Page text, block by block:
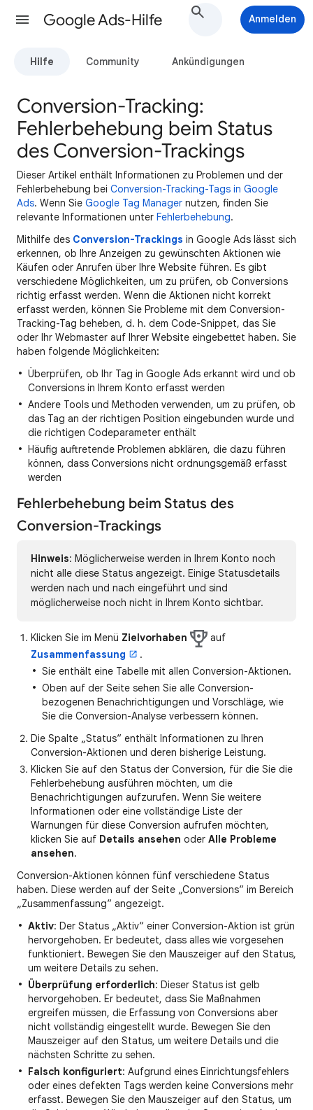
Google Ads-Hilfe Anmelden
Hilfe Community Ankündigungen
Conversion-Tracking:
Fehlerbehebung beim Status
des Conversion-Trackings
Dieser Artikel enthält Informationen zu Problemen und der
Fehlerbehebung bei Conversion-Tracking-Tags in Google
Ads. Wenn Sie Google Tag Manager nutzen, finden Sie
relevante Informationen unter Fehlerbehebung.
Mithilfe des Conversion-Trackings in Google Ads lässt sich
erkennen, ob Ihre Anzeigen zu gewünschten Aktionen wie
Käufen oder Anrufen über Ihre Website führen. Es gibt
verschiedene Möglichkeiten, um zu prüfen, ob Conversions
richtig erfasst werden. Wenn die Aktionen nicht korrekt
erfasst werden, können Sie Probleme mit dem Conversion-
Tracking-Tag beheben, d. h. dem Code-Snippet, das Sie
oder Ihr Webmaster auf Ihrer Website eingebettet haben. Sie
haben folgende Möglichkeiten:
Überprüfen, ob Ihr Tag in Google Ads erkannt wird und ob
Conversions in Ihrem Konto erfasst werden
Andere Tools und Methoden verwenden, um zu prüfen, ob
das Tag an der richtigen Position eingebunden wurde und
die richtigen Codeparameter enthält
Häufig auftretende Problemen abklären, die dazu führen
können, dass Conversions nicht ordnungsgemäß erfasst
werden
Fehlerbehebung beim Status des
Conversion-Trackings
Hinweis: Möglicherweise werden in Ihrem Konto noch
nicht alle diese Status angezeigt. Einige Statusdetails
werden nach und nach eingeführt und sind
möglicherweise noch nicht in Ihrem Konto sichtbar.
Klicken Sie im Menü Zielvorhaben
auf
Zusammenfassung
.
Sie enthält eine Tabelle mit allen Conversion-Aktionen.
Oben auf der Seite sehen Sie alle Conversion-
bezogenen Benachrichtigungen und Vorschläge, wie
Sie die Conversion-Analyse verbessern können.
Die Spalte „Status“ enthält Informationen zu Ihren
Conversion-Aktionen und deren bisherige Leistung.
Klicken Sie auf den Status der Conversion, für die Sie die
Fehlerbehebung ausführen möchten, um die
Benachrichtigungen aufzurufen. Wenn Sie weitere
Informationen oder eine vollständige Liste der
Warnungen für diese Conversion aufrufen möchten,
klicken Sie auf Details ansehen oder Alle Probleme
ansehen.
Conversion-Aktionen können fünf verschiedene Status
haben. Diese werden auf der Seite „Conversions“ im Bereich
„Zusammenfassung“ angezeigt.
Aktiv: Der Status „Aktiv“ einer Conversion-Aktion ist grün
hervorgehoben. Er bedeutet, dass alles wie vorgesehen
funktioniert. Bewegen Sie den Mauszeiger auf den Status,
um weitere Details zu sehen.
Überprüfung erforderlich: Dieser Status ist gelb
hervorgehoben. Er bedeutet, dass Sie Maßnahmen
ergreifen müssen, die Erfassung von Conversions aber
nicht vollständig eingestellt wurde. Bewegen Sie den
Mauszeiger auf den Status, um weitere Details und die
nächsten Schritte zu sehen.
Falsch konfiguriert: Aufgrund eines Einrichtungsfehlers
oder eines defekten Tags werden keine Conversions mehr
erfasst. Bewegen Sie den Mauszeiger auf den Status, um